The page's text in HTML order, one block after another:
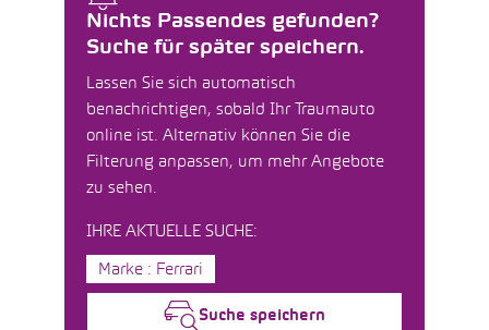
Nichts Passendes gefunden?
Suche für später speichern.
Lassen Sie sich automatisch
benachrichtigen, sobald Ihr Traumauto
online ist. Alternativ können Sie die
Filterung anpassen, um mehr Angebote
zu sehen.
IHRE AKTUELLE SUCHE:
Marke : Ferrari
Suche speichern